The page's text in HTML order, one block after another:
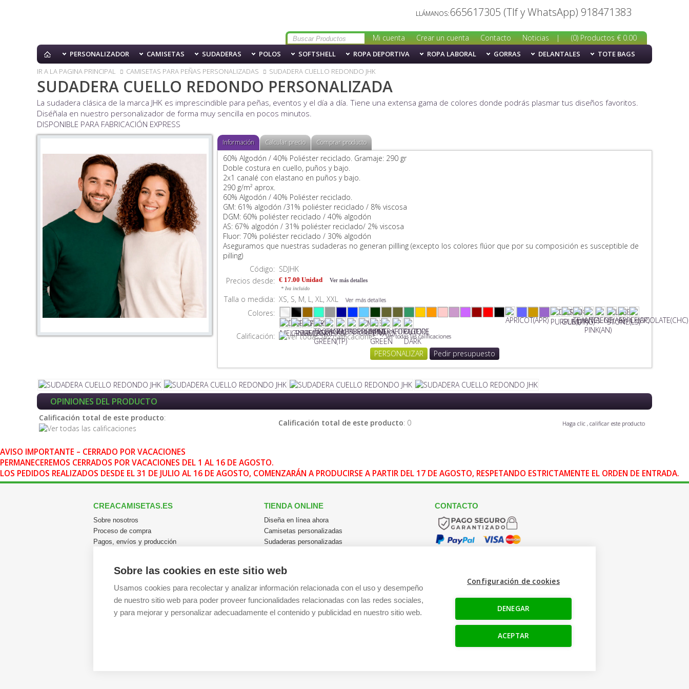
Sobre las cookies en este sitio web
Usamos cookies para recolectar y analizar información relacionada con el uso y desempeño
de nuestro sitio web para poder proveer funcionalidades relacionadas con las redes sociales,
y para mejorar y personalizar adecuadamente el contenido y publicidad en nuestro sitio web.
Configuración de cookies
DENEGAR
ACEPTAR
LLÁMANOS: 665617305 (Tlf y WhatsApp) 918471383
Mi cuenta Crear un cuenta Contacto Noticias | (0) Productos € 0.00
PERSONALIZADOR CAMISETAS SUDADERAS POLOS SOFTSHELL ROPA DEPORTIVA ROPA LABORAL GORRAS DELANTALES
TOTE BAGS
IR A LA PAGINA PRINCIPAL
CAMISETAS PARA PEÑAS PERSONALIZADAS SUDADERA CUELLO REDONDO JHK
SUDADERA CUELLO REDONDO PERSONALIZADA
La sudadera clásica de la marca JHK es imprescindible para peñas, eventos y el día a día. Tiene una extensa gama de colores donde podrás plasmar tus diseños favoritos.
Diséñala en nuestro personalizador de forma muy sencilla en pocos minutos.
DISPONIBLE PARA FABRICACIÓN EXPRESS
Información Calcular precio Comprar producto
60% Algodón / 40% Poliéster reciclado. Gramaje: 290 gr
Doble costura en cuello, puños y bajo.
2x1 canalé con elastano en puños y bajo.
290 g/m² aprox.
60% Algodón / 40% Poliéster reciclado.
GM: 61% algodón /31% poliéster reciclado / 8% viscosa
DGM: 60% poliéster reciclado / 40% algodón
AS: 67% algodón / 31% poliéster reciclado/ 2% viscosa
Fluor: 70% poliéster reciclado / 30% algodón
Aseguramos que nuestras sudaderas no generan pillling (excepto los colores flúor que por su composición es susceptible de
pilling)
Código: SDJHK
Precios desde: € 17.00 Unidad Ver más detalles
* Iva incluido
Talla o medida: XS, S, M, L, XL, XXL Ver más detalles
Colores:
Calificación: Ver todas las calificaciones
PERSONALIZAR Pedir presupuesto
OPINIONES DEL PRODUCTO
Calificación total de este producto:
Calificación total de este producto: 0 Haga clic , calificar este producto
AVISO IMPORTANTE – CERRADO POR VACACIONES
PERMANECEREMOS CERRADOS POR VACACIONES DEL 1 AL 16 DE AGOSTO.
LOS PEDIDOS REALIZADOS DESDE EL 31 DE JULIO AL 16 DE AGOSTO, COMENZARÁN A PRODUCIRSE A PARTIR DEL 17 DE AGOSTO, RESPETANDO ESTRICTAMENTE EL ORDEN DE ENTRADA.
CREACAMISETAS.ES
Sobre nosotros
Proceso de compra
Pagos, envíos y producción
FAQ / Ayuda
TIENDA ONLINE
Diseña en línea ahora
Camisetas personalizadas
Sudaderas personalizadas
Ver todas las categorías
CONTACTO